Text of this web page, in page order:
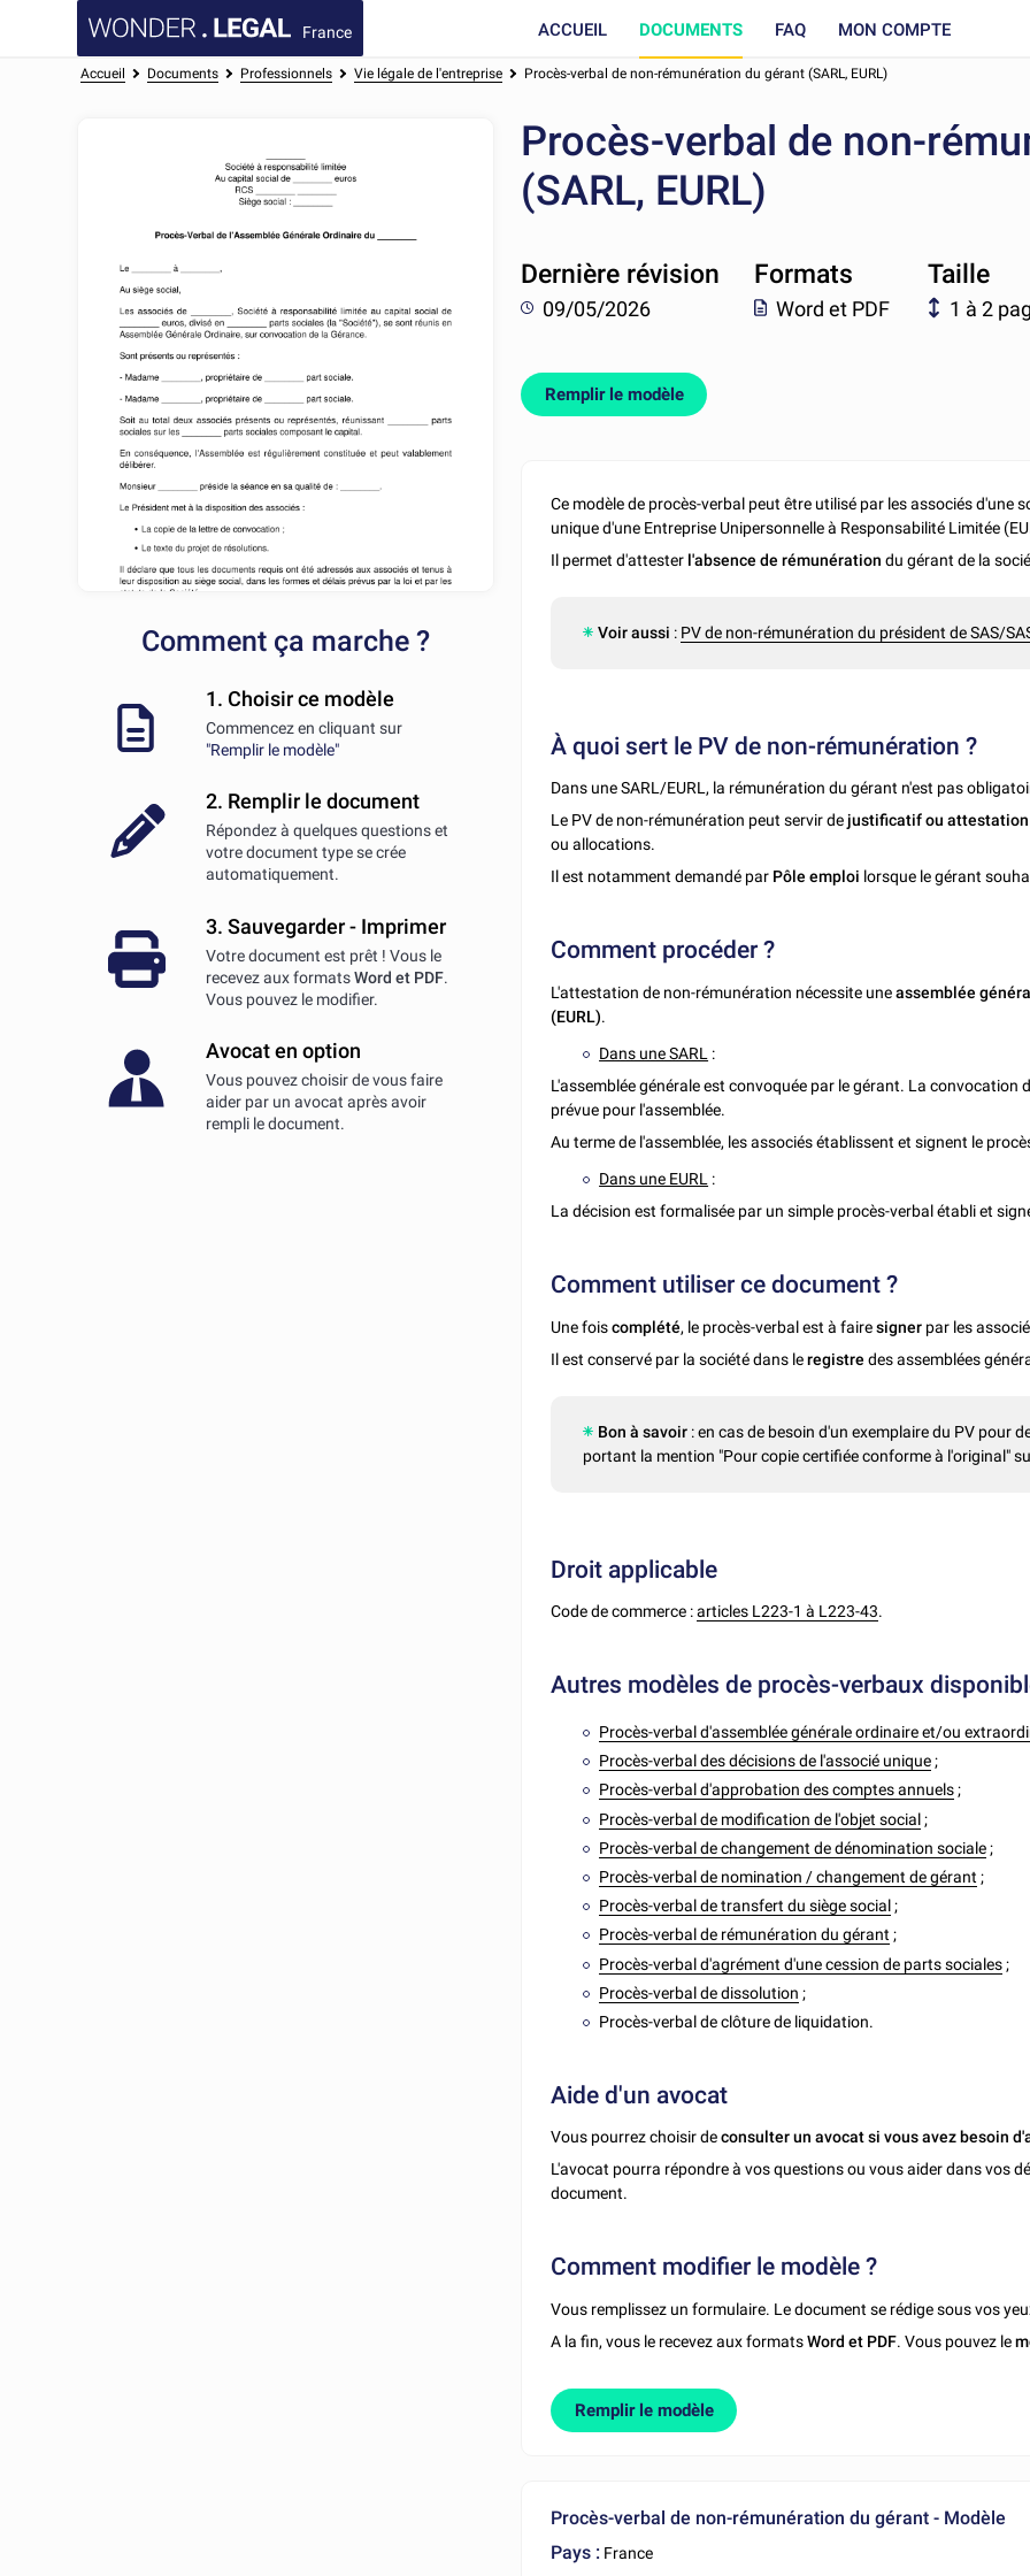
France ACCUEIL DOCUMENTS FAQ MON COMPTE
Accueil Documents Professionnels Vie légale de l'entreprise Procès-verbal de non-rémunération du gérant (SARL, EURL)
Comment ça marche ?
1. Choisir ce modèle
Commencez en cliquant sur
"Remplir le modèle"
2. Remplir le document
Répondez à quelques questions et
votre document type se crée
automatiquement.
3. Sauvegarder - Imprimer
Votre document est prêt ! Vous le
recevez aux formatsWord et PDF.
Vous pouvez le modifier.
Avocat en option
Vous pouvez choisir de vous faire
aider par un avocat après avoir
rempli le document.
Procès-verbal de non-
(SARL, EURL)
Dernière révision
09/05/2026
Formats
Word et PDF
Taille
1 à 2
Remplir le modèle
Ce modèle de procès-verbal peut être utilisé par les associés d'une
unique d'une Entreprise Unipersonnelle à Responsabilité Limitée
Il permet d'attester l'absence de rémunération du gérant de la
Voir aussi : PV de non-rémunération du président de SAS/
À quoi sert le PV de non-rémunération ?
Dans une SARL/EURL, la rémunération du gérant n'est pas
Le PV de non-rémunération peut servir dejustificatif ou attestation
ou allocations.
Il est notamment demandé par Pôle emploi lorsque le gérant
Comment procéder ?
L'attestation de non-rémunération nécessite uneassemblée
(EURL).
Dans une SARL :
L'assemblée générale est convoquée par le gérant. La convocation
prévue pour l'assemblée.
Au terme de l'assemblée, les associés établissent et signent le
Dans une EURL :
La décision est formalisée par un simple procès-verbal établi et
Comment utiliser ce document ?
Une foiscomplété, le procès-verbal est à fairesigner par les
Il est conservé par la société dans leregistre des assemblées
Bon à savoir : en cas de besoin d'un exemplaire du PV pour
portant la mention "Pour copie certifiée conforme à l'original"
Droit applicable
Code de commerce :articles L223-1 à L223-43.
Autres modèles de procès-verbaux
Procès-verbal d'assemblée générale ordinaire et/ou
Procès-verbal des décisions de l'associé unique;
Procès-verbal d'approbation des comptes annuels;
Procès-verbal de modification de l'objet social;
Procès-verbal de changement de dénomination sociale;
Procès-verbal de nomination / changement de gérant ;
Procès-verbal de transfert du siège social;
Procès-verbal de rémunération du gérant;
Procès-verbal d'agrément d'une cession de parts sociales;
Procès-verbal de dissolution ;
Procès-verbal de clôture de liquidation.
Aide d'un avocat
Vous pourrez choisir deconsulter un avocat si vous avez besoin
L'avocat pourra répondre à vos questions ou vous aider dans vos
document.
Comment modifier le modèle ?
Vous remplissez un formulaire. Le document se rédige sous vos
A la fin, vous le recevez aux formatsWord et PDF. Vous pouvez le
Remplir le modèle
Procès-verbal de non-rémunération du gérant - Modèle
Pays : France